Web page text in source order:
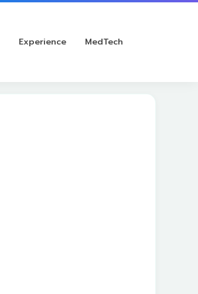
Experience MedTech